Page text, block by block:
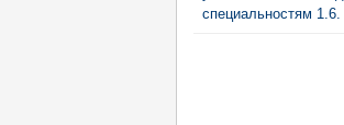
специальностям